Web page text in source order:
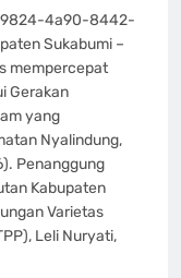
4a90-8442-
Sukabumi –
mempercepat
Gerakan
yang
Nyalindung,
Penanggung
Kabupaten
Varietas
Leli Nuryati,